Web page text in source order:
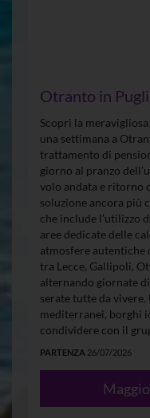
Otranto in
Scopri la
una settimana a
trattamento di
giorno al pranzo
volo andata e ritorno
soluzione ancora più
che include l’utilizzo
aree dedicate delle
atmosfere autentiche
tra Lecce, Gallipoli,
alternando giornate
serate tutte da
mediterranei, borghi
condividere con il
PARTENZA 26/07/2026